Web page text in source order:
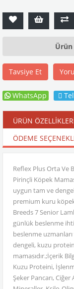
Ürün
Tavsiye Et
WhatsApp
ÜRÜN
ÖDEME
Reflex Plus Orta Ve
Pirinçli Köpek
uygun tam ve
premium kuru
Breeds 7 Senior
günlük beslenme
beslenme
dengeli, kuzu
mamasıdır.;İçerik
Kuzu Proteini,
Şeker Pancarı,